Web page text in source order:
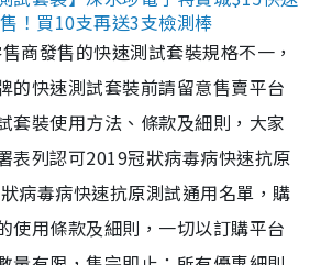
！買10支再送3支檢測棒
商發售的快速測試套裝規格不一，
的快速測試套裝前請留意售賣平台
套裝使用方法、條款及細則，大家
表列認可2019冠狀病毒病快速抗原
病毒病快速抗原測試通用名單，購
使用條款及細則，一切以訂購平台